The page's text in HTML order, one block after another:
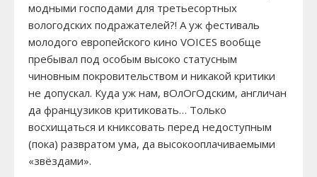
модными господами для третьесортных
вологодских подражателей?! А уж фестиваль
молодого европейского кино VOICES вообще
пребывал под особым высоко статусным
чиновным покровительством и никакой критики
не допускал. Куда уж нам, вОлОгОдским, англичан
да французиков критиковать… Только
восхищаться и книксовать перед недоступным
(пока) развратом ума, да высокооплачиваемыми
«звёздами».